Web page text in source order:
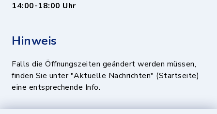
14:00-18:00 Uhr
Hinweis
Falls die Öffnungszeiten geändert werden müssen,
finden Sie unter "Aktuelle Nachrichten" (Startseite)
eine entsprechende Info.